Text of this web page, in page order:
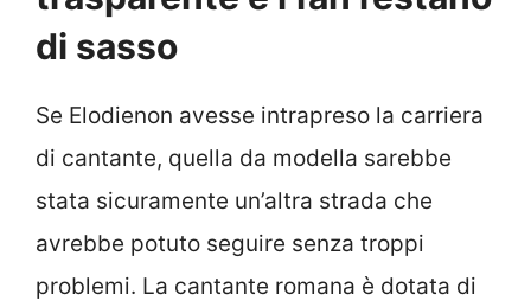
di sasso
Se Elodienon avesse intrapreso la carriera
di cantante, quella da modella sarebbe
stata sicuramente un’altra strada che
avrebbe potuto seguire senza troppi
problemi. La cantante romana è dotata di